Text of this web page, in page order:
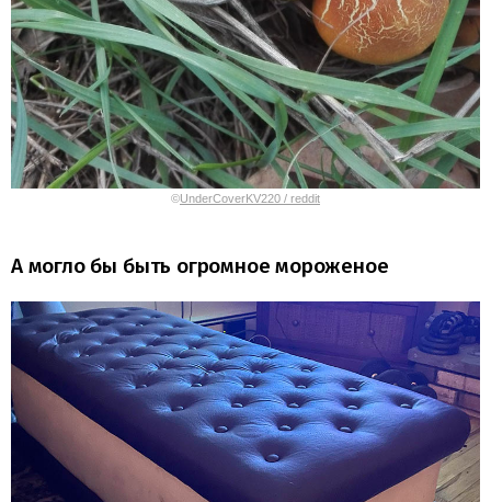
©UnderCoverKV220 / reddit
А могло бы быть огромное мороженое